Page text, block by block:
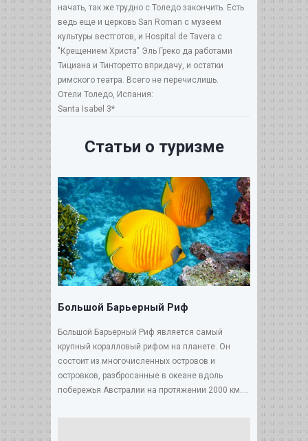
начать, так же трудно с Толедо закончить. Есть
ведь еще и церковь San Roman с музеем
культуры вестготов, и Hospital de Tavera с
"Крещением Христа" Эль Греко да работами
Тициана и Тинторетто впридачу, и остатки
римского театра. Всего не перечислишь.
Отели Толедо, Испания:
Santa Isabel 3*
Статьи о туризме
Большой Барьерный Риф
Большой Барьерный Риф является самый
крупный коралловый рифом на планете. Он
состоит из многочисленных островов и
островков, разбросанные в океане вдоль
побережья Австралии на протяжении 2000 км....